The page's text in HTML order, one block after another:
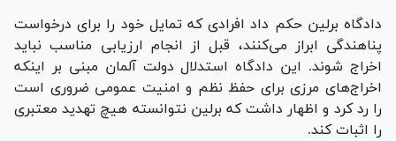
دادگاه برلین حکم داد افرادی که تمایل خود را برای درخواست
پناهندگی ابراز می‌کنند، قبل از انجام ارزیابی مناسب نباید
اخراج شوند. این دادگاه استدلال دولت آلمان مبنی بر اینکه
اخراج‌های مرزی برای حفظ نظم و امنیت عمومی ضروری است
را رد کرد و اظهار داشت که برلین نتوانسته هیچ تهدید معتبری
را اثبات کند.